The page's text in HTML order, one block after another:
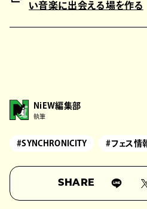
い音楽に出会える場を作る
NiEW編集部
執筆
#SYNCHRONICITY #フェス情
SHARE